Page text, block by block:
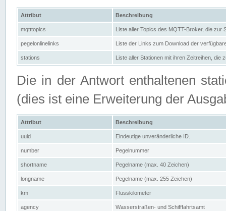
Attribut Beschreibung
mqtttopics Liste aller Topics des MQTT-Broker, die zur
pegelonlinelinks Liste der Links zum Download der
stations Liste aller Stationen mit ihren Zeitreihen, die
Die in der Antwort enthaltenen
(dies ist eine Erweiterung der
Attribut Beschreibung
uuid Eindeutige unveränderliche ID.
number Pegelnummer
shortname Pegelname (max. 40 Zeichen)
longname Pegelname (max. 255 Zeichen)
km Flusskilometer
agency Wasserstraßen- und Schifffahrtsamt